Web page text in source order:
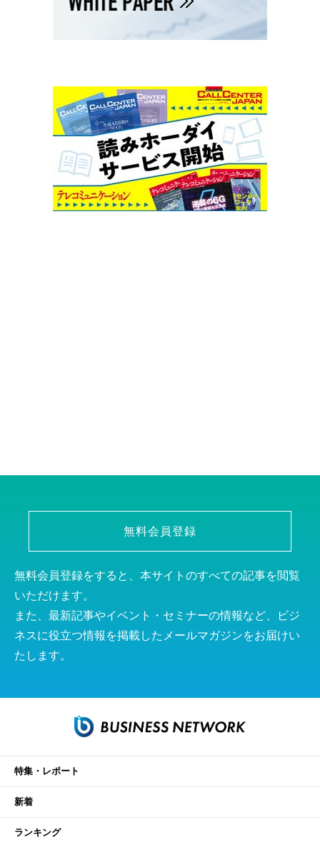
無料会員登録
無料会員登録をすると、本サイトのすべての記事を閲覧
いただけます。
また、最新記事やイベント・セミナーの情報など、ビジ
ネスに役立つ情報を掲載したメールマガジンをお届けい
たします。
特集・レポート
新着
ランキング